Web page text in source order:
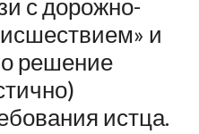
с дорожно-
и
решение
истца.